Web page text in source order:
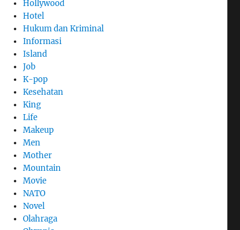
Hollywood
Hotel
Hukum dan Kriminal
Informasi
Island
Job
K-pop
Kesehatan
King
Life
Makeup
Men
Mother
Mountain
Movie
NATO
Novel
Olahraga